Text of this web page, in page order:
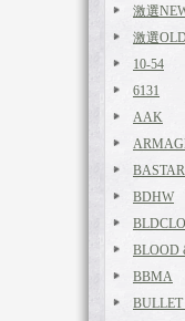
激選
激選
10-54
6131
AAK
BDHW
BLOOD
BBMA
BULLET